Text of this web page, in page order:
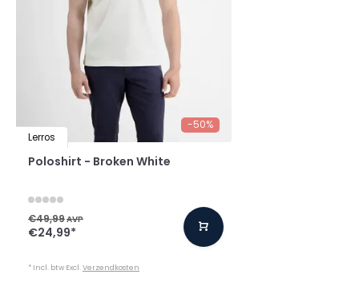
-50%
Lerros
Poloshirt - Broken White
€49,99AVP
€24,99*
* Incl. btw Excl.Verzendkosten